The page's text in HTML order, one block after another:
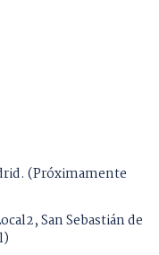
(Próximamente
San Sebastián de